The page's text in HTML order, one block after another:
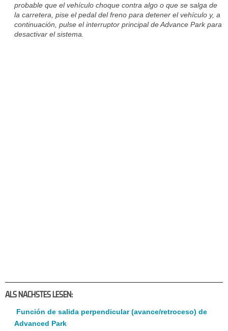
probable que el vehículo choque contra algo o que se salga de
la carretera, pise el pedal del freno para detener el vehículo y, a
continuación, pulse el interruptor principal de Advance Park para
desactivar el sistema.
ALS NACHSTES LESEN:
Función de salida perpendicular (avance/retroceso) de
Advanced Park